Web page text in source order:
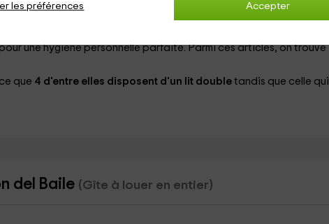
Accepter
les préférences
disposer d'un ensemble complet d'articles ménagers
une hygiène personnelle parfaite. Parmi ces articles, on trouve
que 4 d'entre elles disposent d'un lit double tandis que celle qui
del Baile (Gîte à louer en entier)